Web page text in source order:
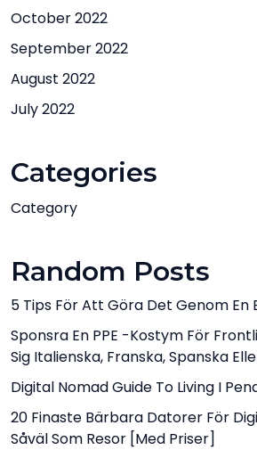
October 2022
September 2022
August 2022
July 2022
Categories
Category
Random Posts
5 Tips För Att Göra Det Genom En
Sponsra En PPE -kostym För
Sig Italienska, Franska, Spanska
Digital Nomad Guide To Living I
20 Finaste Bärbara Datorer För
Såväl Som Resor [med Priser]